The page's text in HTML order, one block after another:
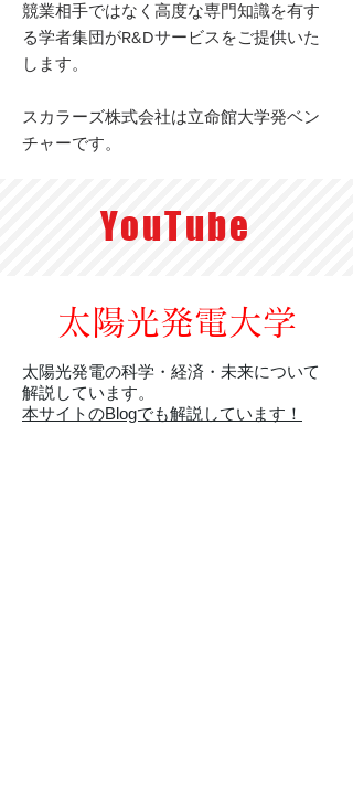
競業相手ではなく高度な専門知識を有す
る学者集団がR&Dサービスをご提供いた
します。
スカラーズ株式会社は立命館大学発ベン
チャーです。
YouTube
太陽光発電大学
太陽光発電の科学・経済・未来について
解説しています。
本サイトのBlogでも解説しています！